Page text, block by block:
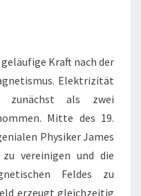
Kraft nach der
Elektrizität
zunächst als zwei
Mitte des 19.
Physiker James
vereinigen und die
Feldes zu
erzeugt gleichzeitig